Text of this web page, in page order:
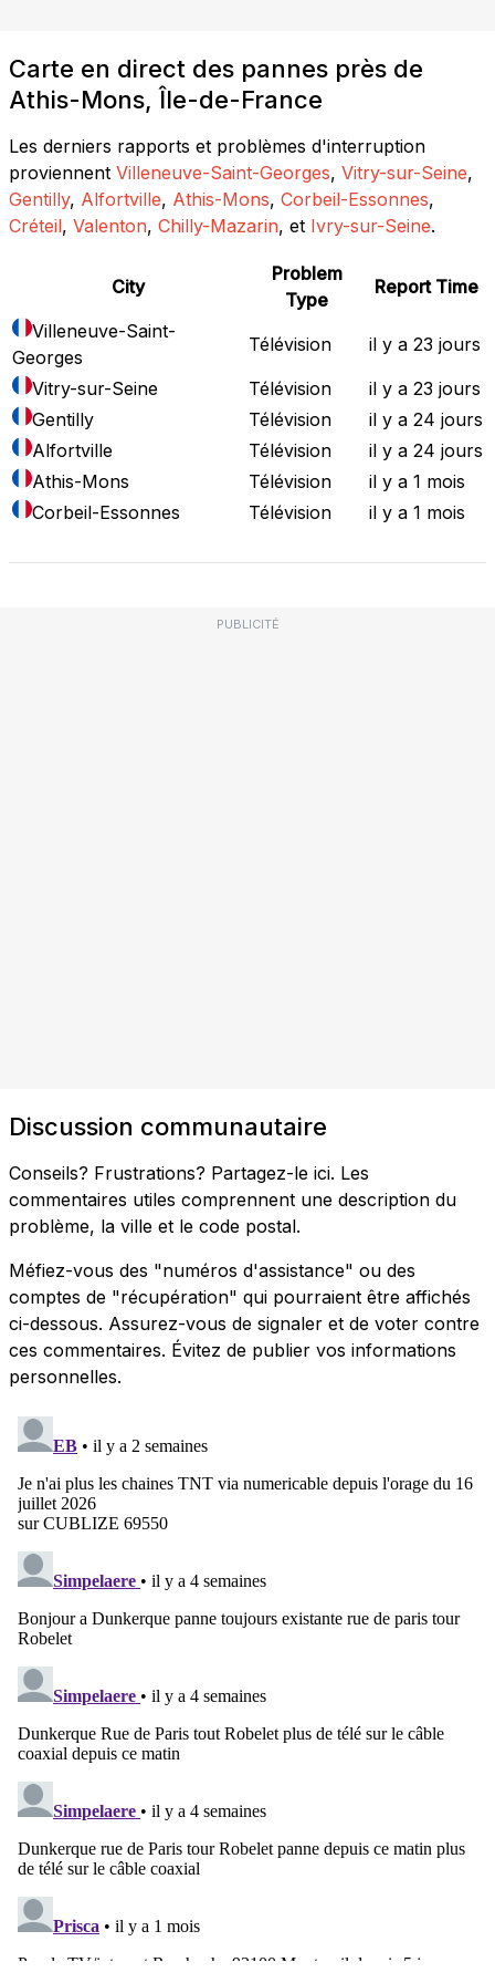
Carte en direct des pannes près de
Athis-Mons, Île-de-France
Les derniers rapports et problèmes d'interruption
proviennent Villeneuve-Saint-Georges, Vitry-sur-Seine,
Gentilly, Alfortville, Athis-Mons, Corbeil-Essonnes,
Créteil, Valenton, Chilly-Mazarin, et Ivry-sur-Seine.
City
Problem
Type
Report Time
Villeneuve-Saint-
Georges
Télévision
il y a 23 jours
Vitry-sur-Seine
Télévision
il y a 23 jours
Gentilly
Télévision
il y a 24 jours
Alfortville
Télévision
il y a 24 jours
Athis-Mons
Télévision
il y a 1 mois
Corbeil-Essonnes
Télévision il y a 1 mois
PUBLICITÉ
Discussion communautaire
Conseils? Frustrations? Partagez-le ici. Les
commentaires utiles comprennent une description du
problème, la ville et le code postal.
Méfiez-vous des "numéros d'assistance" ou des
comptes de "récupération" qui pourraient être affichés
ci-dessous. Assurez-vous de signaler et de voter contre
ces commentaires. Évitez de publier vos informations
personnelles.